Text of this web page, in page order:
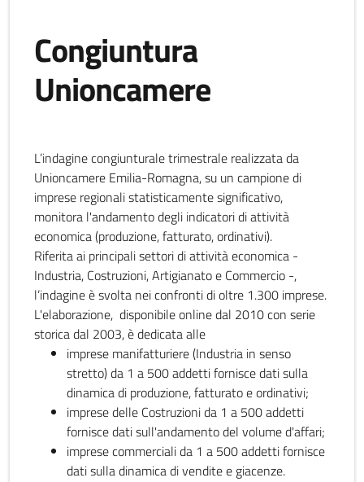
Congiuntura
Unioncamere
L’indagine congiunturale trimestrale realizzata da
Unioncamere Emilia-Romagna, su un campione di
imprese regionali statisticamente significativo,
monitora l'andamento degli indicatori di attività
economica (produzione, fatturato, ordinativi).
Riferita ai principali settori di attività economica -
Industria, Costruzioni, Artigianato e Commercio -,
l’indagine è svolta nei confronti di oltre 1.300 imprese.
L'elaborazione, disponibile online dal 2010 con serie
storica dal 2003, è dedicata alle
imprese manifatturiere (Industria in senso
stretto) da 1 a 500 addetti fornisce dati sulla
dinamica di produzione, fatturato e ordinativi;
imprese delle Costruzioni da 1 a 500 addetti
fornisce dati sull'andamento del volume d'affari;
imprese commerciali da 1 a 500 addetti fornisce
dati sulla dinamica di vendite e giacenze.